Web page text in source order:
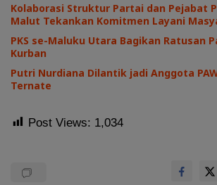
Kolaborasi Struktur Partai dan Pejabat
Malut Tekankan Komitmen Layani
PKS se-Maluku Utara Bagikan Ratusan
Kurban
Putri Nurdiana Dilantik jadi Anggota
Ternate
Post Views: 1,034